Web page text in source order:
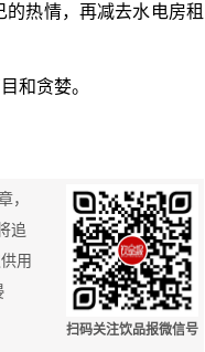
热情，再减去水电房租
和贪婪。
，
追
用
扫码关注饮品报微信号